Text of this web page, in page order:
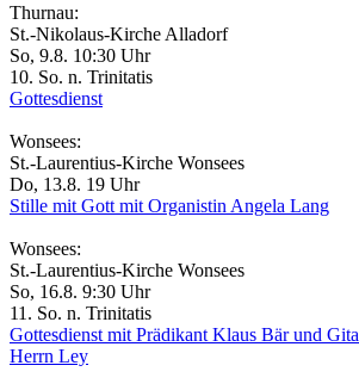
Thurnau:
St.-Nikolaus-Kirche Alladorf
So, 9.8. 10:30 Uhr
10. So. n. Trinitatis
Gottesdienst
Wonsees:
St.-Laurentius-Kirche Wonsees
Do, 13.8. 19 Uhr
Stille mit Gott mit Organistin Angela Lang
Wonsees:
St.-Laurentius-Kirche Wonsees
So, 16.8. 9:30 Uhr
11. So. n. Trinitatis
Gottesdienst mit Prädikant Klaus Bär und
Herrn Ley